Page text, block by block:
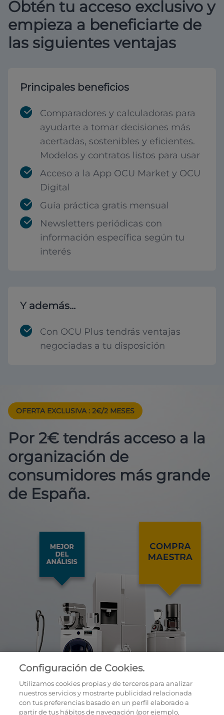
Obtén tu acceso exclusivo y
empieza a beneficiarte de
las siguientes ventajas
Principales beneficios
Comparadores y calculadoras para
ayudarte a tomar decisiones más
acertadas, sostenibles y eficientes.
Modelos y contratos listos para usar
Acceso a la App OCU Market y OCU
Digital
Guía práctica gratis mensual
Newsletters periódicas con
información específica según tu
interés
Y además...
Con OCU Plus tendrás ventajas
negociadas a tu disposición
OFERTA EXCLUSIVA : 2€/2 MESES
Por 2€ tendrás acceso a la
organización de
consumidores más grande
de España.
Configuración de Cookies.
Utilizamos cookies propias y de terceros para analizar
nuestros servicios y mostrarte publicidad relacionada
con tus preferencias basado en un perfil elaborado a
partir de tus hábitos de navegación (por ejemplo,